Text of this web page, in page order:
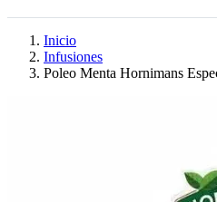
Inicio
Infusiones
Poleo Menta Hornimans